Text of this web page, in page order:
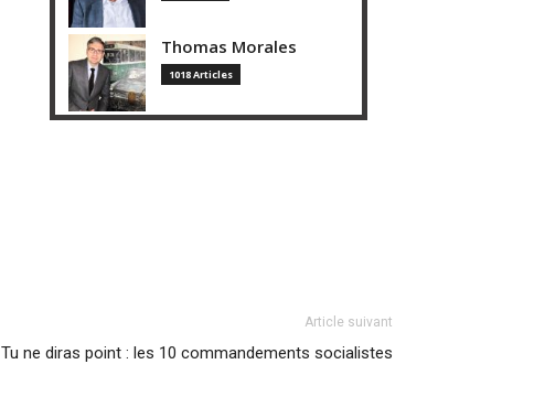
Thomas Morales
1018 Articles
Article suivant
Tu ne diras point : les 10 commandements socialistes